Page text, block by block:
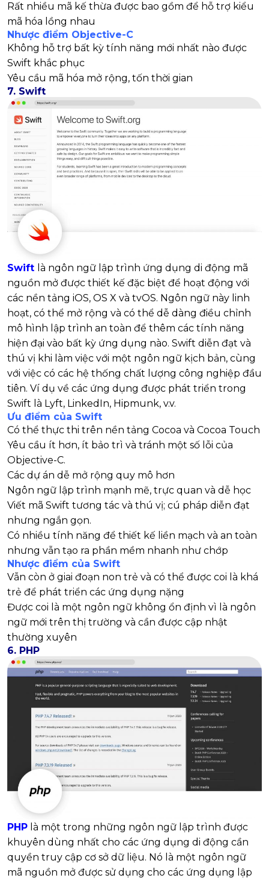
Rất nhiều mã kế thừa được bao gồm để hỗ trợ kiểu
mã hóa lồng nhau
Nhược điểm Objective-C
Không hỗ trợ bất kỳ tính năng mới nhất nào được
Swift khắc phục
Yêu cầu mã hóa mở rộng, tốn thời gian
7. Swift
Swift là ngôn ngữ lập trình ứng dụng di động mã
nguồn mở được thiết kế đặc biệt để hoạt động với
các nền tảng iOS, OS X và tvOS. Ngôn ngữ này linh
hoạt, có thể mở rộng và có thể dễ dàng điều chỉnh
mô hình lập trình an toàn để thêm các tính năng
hiện đại vào bất kỳ ứng dụng nào. Swift diễn đạt và
thú vị khi làm việc với một ngôn ngữ kịch bản, cùng
với việc có các hệ thống chất lượng công nghiệp đầu
tiên. Ví dụ về các ứng dụng được phát triển trong
Swift là Lyft, LinkedIn, Hipmunk, v.v.
Ưu điểm của Swift
Có thể thực thi trên nền tảng Cocoa và Cocoa Touch
Yêu cầu ít hơn, ít bảo trì và tránh một số lỗi của
Objective-C.
Các dự án dễ mở rộng quy mô hơn
Ngôn ngữ lập trình mạnh mẽ, trực quan và dễ học
Viết mã Swift tương tác và thú vị; cú pháp diễn đạt
nhưng ngắn gọn.
Có nhiều tính năng để thiết kế liền mạch và an toàn
nhưng vẫn tạo ra phần mềm nhanh như chớp
Nhược điểm của Swift
Vẫn còn ở giai đoạn non trẻ và có thể được coi là khá
trẻ để phát triển các ứng dụng nặng
Được coi là một ngôn ngữ không ổn định vì là ngôn
ngữ mới trên thị trường và cần được cập nhật
thường xuyên
6. PHP
PHP là một trong những ngôn ngữ lập trình được
khuyên dùng nhất cho các ứng dụng di động cần
quyền truy cập cơ sở dữ liệu. Nó là một ngôn ngữ
mã nguồn mở được sử dụng cho các ứng dụng lập